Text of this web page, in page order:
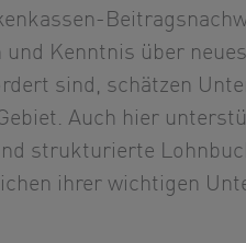
Kenntnis über
sind, schätzen
Auch hier
strukturierte
ihrer wichtigen